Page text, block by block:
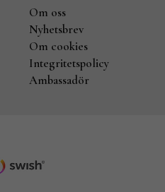
Om oss
Nyhetsbrev
Om cookies
Integritetspolicy
Ambassadör